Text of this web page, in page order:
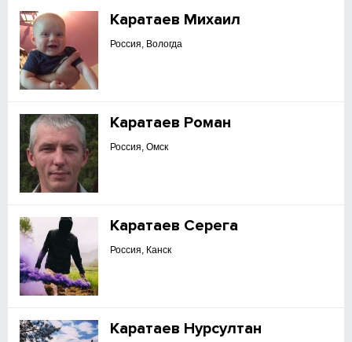
Каратаев Михаил
Россия, Вологда
Каратаев Роман
Россия, Омск
Каратаев Серега
Россия, Канск
Каратаев Нурсултан